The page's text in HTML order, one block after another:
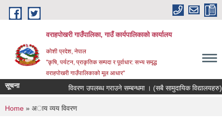
Skip to main content
वराहपोखरी गाउँपालिका, गाउँ कार्यपालिकाको कार्यालय
कोशी प्रदेश, नेपाल
"कृषि, पर्यटन, प्राकृतिक सम्पदा र पूर्वाधार: सभ्य समृद्ध
वराहपोखरी गाउँपालिकाको मूल आधार"
सूचना विवरण उपलब्ध गराउने सम्बन्धमा । (सबै सामुदायिक विद्यालयहरु)
You are here
Home » अाय व्यय विवरण